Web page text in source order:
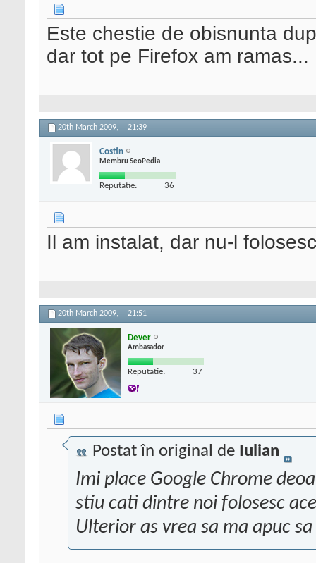
Este chestie de obisnunta
dar tot pe Firefox am ramas...
20th March 2009, 21:39
Costin
Membru SeoPedia
Reputatie: 36
Il am instalat, dar nu-l
20th March 2009, 21:51
Dever
Ambasador
Reputatie: 37
Postat în original de Iulian
Imi place Google Chrome
stiu cati dintre noi folosesc
Ulterior as vrea sa ma apuc